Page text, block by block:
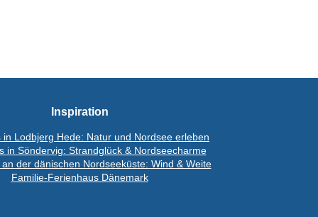
Inspiration
in Lodbjerg Hede: Natur und Nordsee erleben
in Söndervig: Strandglück & Nordseecharme
der dänischen Nordseeküste: Wind & Weite
Familie-Ferienhaus Dänemark